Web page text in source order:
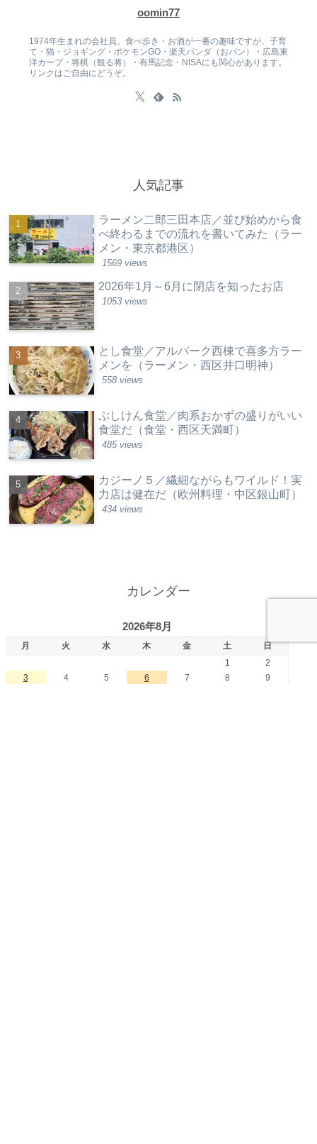
oomin77
1974年生まれの会社員。食べ歩き・お酒が一番の趣味ですが、子育
て・猫・ジョギング・ポケモンGO・楽天パンダ（おパン）・広島東
洋カープ・将棋（観る将）・有馬記念・NISAにも関心があります。
リンクはご自由にどうぞ。
人気記事
ラーメン二郎三田本店／並び始めから食
べ終わるまでの流れを書いてみた（ラー
メン・東京都港区）
1569 views
2026年1月～6月に閉店を知ったお店
1053 views
とし食堂／アルパーク西棟で喜多方ラー
メンを（ラーメン・西区井口明神）
558 views
ぶしけん食堂／肉系おかずの盛りがいい
食堂だ（食堂・西区天満町）
485 views
カジーノ５／繊細ながらもワイルド！実
力店は健在だ（欧州料理・中区銀山町）
434 views
カレンダー
2026年8月
月 火 水 木 金 土
日
1
2
3
4 5 6 7 8
9